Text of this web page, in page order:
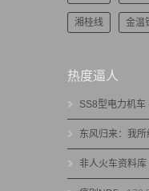
湘桂线 金温
热度逼人
SS8型电力机车
东风归来：我
非人火车资料库